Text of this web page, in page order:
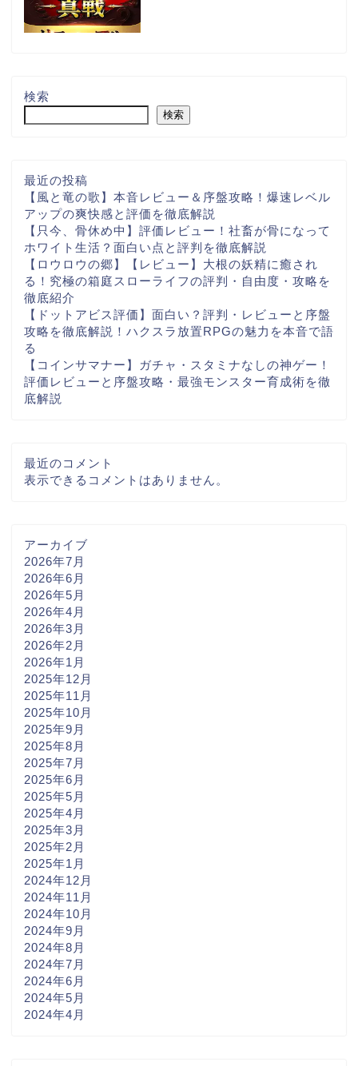
検索
検索
最近の投稿
【風と竜の歌】本音レビュー＆序盤攻略！爆速レベル
アップの爽快感と評価を徹底解説
【只今、骨休め中】評価レビュー！社畜が骨になって
ホワイト生活？面白い点と評判を徹底解説
【ロウロウの郷】【レビュー】大根の妖精に癒され
る！究極の箱庭スローライフの評判・自由度・攻略を
徹底紹介
【ドットアビス評価】面白い？評判・レビューと序盤
攻略を徹底解説！ハクスラ放置RPGの魅力を本音で語
る
【コインサマナー】ガチャ・スタミナなしの神ゲー！
評価レビューと序盤攻略・最強モンスター育成術を徹
底解説
最近のコメント
表示できるコメントはありません。
アーカイブ
2026年7月
2026年6月
2026年5月
2026年4月
2026年3月
2026年2月
2026年1月
2025年12月
2025年11月
2025年10月
2025年9月
2025年8月
2025年7月
2025年6月
2025年5月
2025年4月
2025年3月
2025年2月
2025年1月
2024年12月
2024年11月
2024年10月
2024年9月
2024年8月
2024年7月
2024年6月
2024年5月
2024年4月